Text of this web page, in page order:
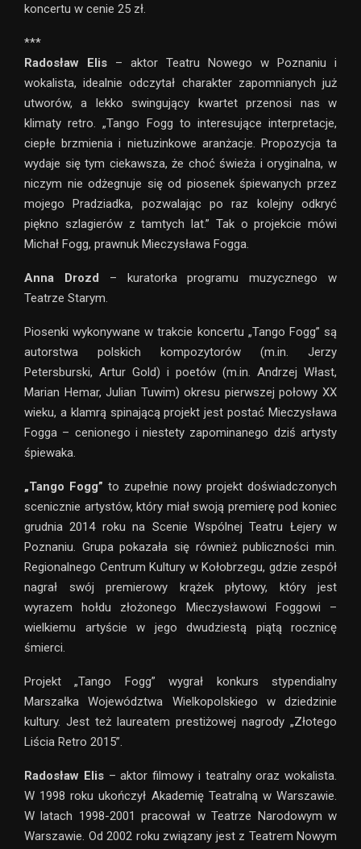
koncertu w cenie 25 zł.
***
Radosław Elis – aktor Teatru Nowego w Poznaniu i
wokalista, idealnie odczytał charakter zapomnianych już
utworów, a lekko swingujący kwartet przenosi nas w
klimaty retro. „Tango Fogg to interesujące interpretacje,
ciepłe brzmienia i nietuzinkowe aranżacje. Propozycja ta
wydaje się tym ciekawsza, że choć świeża i oryginalna, w
niczym nie odżegnuje się od piosenek śpiewanych przez
mojego Pradziadka, pozwalając po raz kolejny odkryć
piękno szlagierów z tamtych lat.” Tak o projekcie mówi
Michał Fogg, prawnuk Mieczysława Fogga.
Anna Drozd – kuratorka programu muzycznego w
Teatrze Starym.
Piosenki wykonywane w trakcie koncertu „Tango Fogg” są
autorstwa polskich kompozytorów (m.in. Jerzy
Petersburski, Artur Gold) i poetów (m.in. Andrzej Włast,
Marian Hemar, Julian Tuwim) okresu pierwszej połowy XX
wieku, a klamrą spinającą projekt jest postać Mieczysława
Fogga – cenionego i niestety zapominanego dziś artysty
śpiewaka.
„Tango Fogg” to zupełnie nowy projekt doświadczonych
scenicznie artystów, który miał swoją premierę pod koniec
grudnia 2014 roku na Scenie Wspólnej Teatru Łejery w
Poznaniu. Grupa pokazała się również publiczności min.
Regionalnego Centrum Kultury w Kołobrzegu, gdzie zespół
nagrał swój premierowy krążek płytowy, który jest
wyrazem hołdu złożonego Mieczysławowi Foggowi –
wielkiemu artyście w jego dwudziestą piątą rocznicę
śmierci.
Projekt „Tango Fogg” wygrał konkurs stypendialny
Marszałka Województwa Wielkopolskiego w dziedzinie
kultury. Jest też laureatem prestiżowej nagrody „Złotego
Liścia Retro 2015”.
Radosław Elis– aktor filmowy i teatralny oraz wokalista.
W 1998 roku ukończył Akademię Teatralną w Warszawie.
W latach 1998-2001 pracował w Teatrze Narodowym w
Warszawie. Od 2002 roku związany jest z Teatrem Nowym